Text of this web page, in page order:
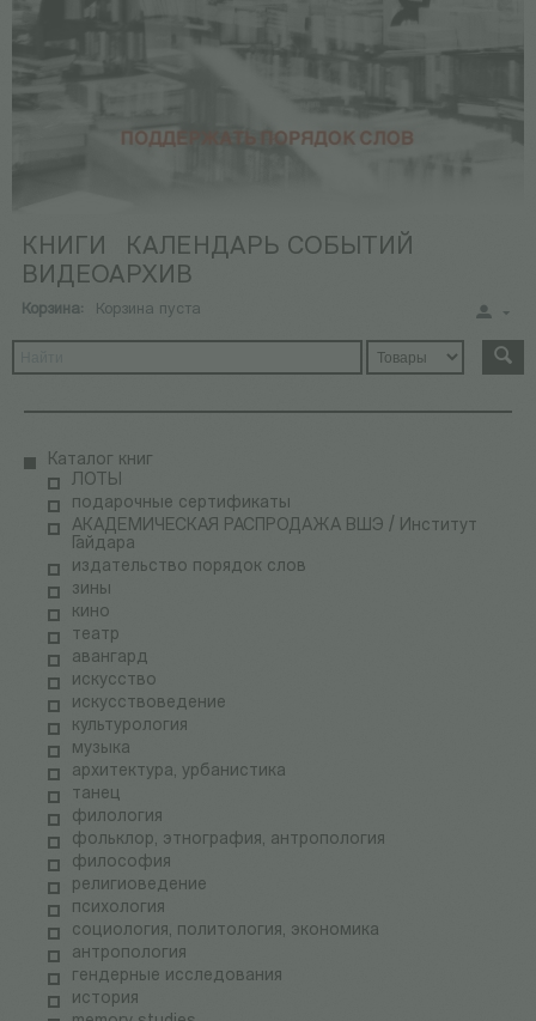
КНИГИ
КАЛЕНДАРЬ СОБЫТИЙ
ВИДЕОАРХИВ
Корзина: Корзина пуста
Каталог книг
ЛОТЫ
подарочные сертификаты
АКАДЕМИЧЕСКАЯ РАСПРОДАЖА ВШЭ / Институт
Гайдара
издательство порядок слов
зины
кино
театр
авангард
искусство
искусствоведение
культурология
музыка
архитектура, урбанистика
танец
филология
фольклор, этнография, антропология
философия
религиоведение
психология
социология, политология, экономика
антропология
гендерные исследования
история